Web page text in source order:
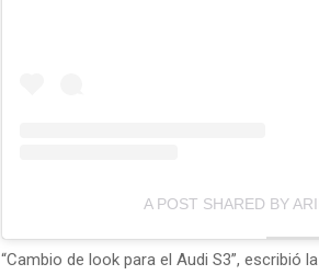
A POST SHARED BY
“Cambio de look para el Audi S3”, escribió